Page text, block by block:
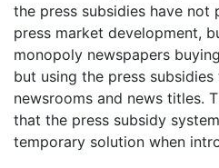
the press subsidies have not
press market development,
monopoly newspapers
but using the press
newsrooms and news titles.
that the press subsidy
temporary solution when